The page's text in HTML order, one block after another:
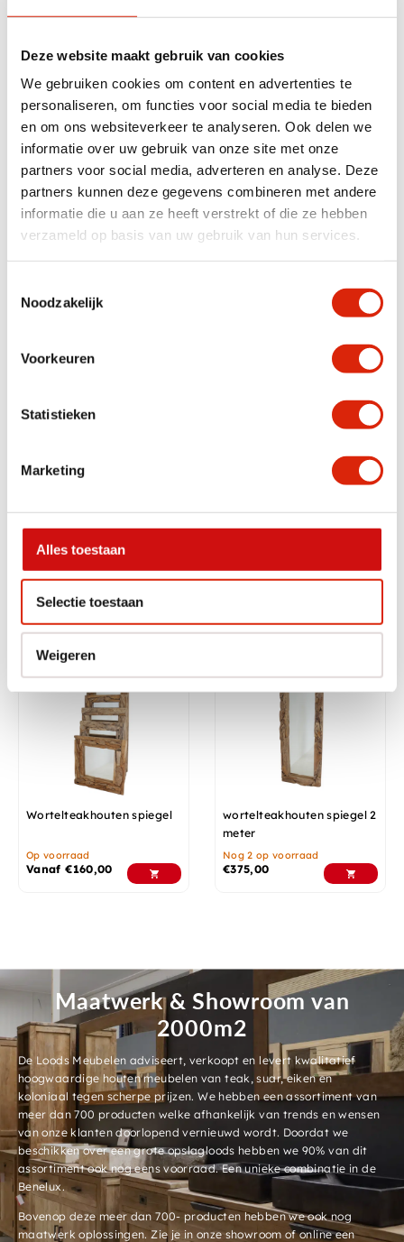
Deze website maakt gebruik van cookies
We gebruiken cookies om content en advertenties te
personaliseren, om functies voor social media te bieden
en om ons websiteverkeer te analyseren. Ook delen we
informatie over uw gebruik van onze site met onze
partners voor social media, adverteren en analyse. Deze
partners kunnen deze gegevens combineren met andere
informatie die u aan ze heeft verstrekt of die ze hebben
verzameld op basis van uw gebruik van hun services.
Noodzakelijk
Voorkeuren
Statistieken
Marketing
Alles toestaan
Selectie toestaan
Weigeren
Afmetingen:
Dikte: 6 cm
Bezoek onze 2000m2 showroom of bestel dit item online.
Als u vooraf een foto wilt kunt u dit opvragen via whats app
0031-623456621
Specificaties
Breedte 101 – 150 cm
Nog 2 op voorraad Nog 3 op voorraad
Wortelteakhouten spiegel
Op voorraad
Vanaf€160,00
wortelteakhouten spiegel 2
meter
Nog 2 op voorraad
€375,00
Maatwerk & Showroom van
2000m2
De Loods Meubelen adviseert, verkoopt en levert kwalitatief
hoogwaardige houten meubelen van teak, suar, eiken en
koloniaal tegen scherpe prijzen. We hebben een assortiment van
meer dan 700 producten welke afhankelijk van trends en wensen
van onze klanten doorlopend vernieuwd wordt. Doordat we
beschikken over een grote opslagloods hebben we 90% van dit
assortiment ook nog eens voorraad. Een unieke combinatie in de
Benelux.
Bovenop deze meer dan 700- producten hebben we ook nog
maatwerk oplossingen. Zie je in onze showroom of online een